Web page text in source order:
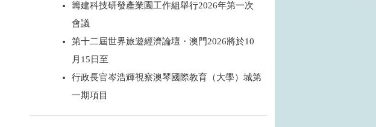
籌建科技研發產業園工作組舉行2026年第一次
會議
第十二屆世界旅遊經濟論壇・澳門2026將於10
月15日至
行政長官岑浩輝視察澳琴國際教育（大學）城第
一期項目